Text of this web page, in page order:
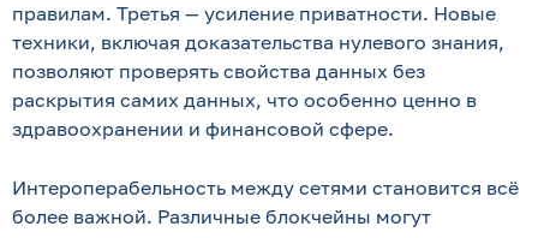
правилам. Третья — усиление приватности. Новые
техники, включая доказательства нулевого знания,
позволяют проверять свойства данных без
раскрытия самих данных, что особенно ценно в
здравоохранении и финансовой сфере.
Интероперабельность между сетями становится всё
более важной. Различные блокчейны могут